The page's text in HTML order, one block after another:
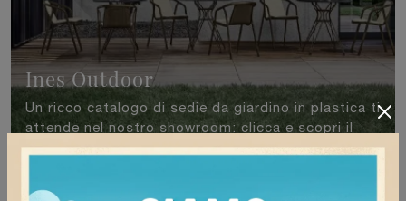
Ines Outdoor
Un ricco catalogo di sedie da giardino in plastica ti
attende nel nostro showroom: clicca e scopri il
modello Ines Outdoor di Bontempi.